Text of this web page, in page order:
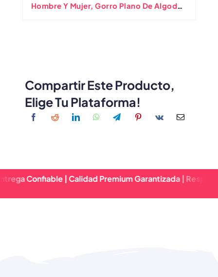
Hombre Y Mujer, Gorro Plano De Algodón
Compartir Este Producto,
Elige Tu Plataforma!
| Calidad Premium Garantizada | Respuesta